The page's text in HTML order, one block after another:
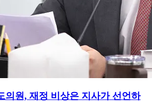
의원, 재정 비상은 지사가 선언하